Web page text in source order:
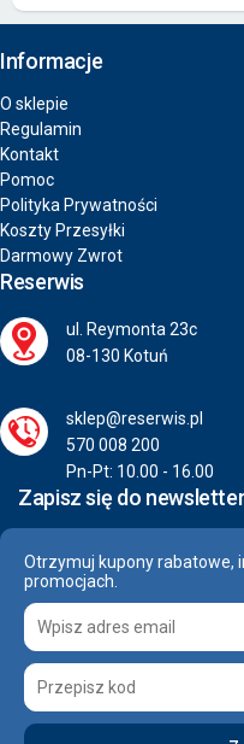
Informacje
O sklepie
Regulamin
Kontakt
Pomoc
Polityka Prywatności
Koszty Przesyłki
Darmowy Zwrot
Reserwis
ul. Reymonta 23c
08-130 Kotuń
sklep@reserwis.pl
570 008 200
Pn-Pt: 10.00 - 16.00
Zapisz się do
Otrzymuj kupony rabatowe,
promocjach.